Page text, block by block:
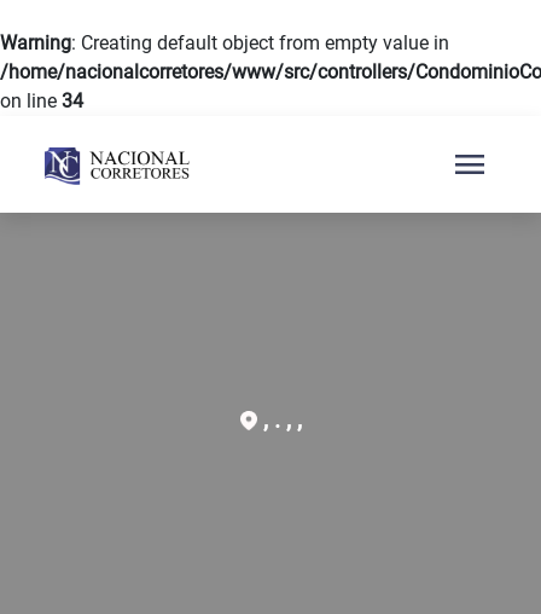
Warning: Creating default object from empty value in
/home/nacionalcorretores/www/src/controllers/
on line 34
menu
, . , ,